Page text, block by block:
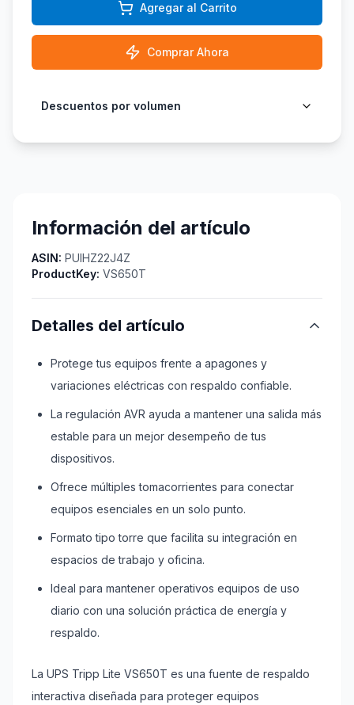
Agregar al Carrito
Comprar Ahora
Descuentos por volumen
Información del artículo
ASIN: PUIHZ22J4Z
ProductKey: VS650T
Detalles del artículo
Protege tus equipos frente a apagones y
variaciones eléctricas con respaldo confiable.
La regulación AVR ayuda a mantener una salida más
estable para un mejor desempeño de tus
dispositivos.
Ofrece múltiples tomacorrientes para conectar
equipos esenciales en un solo punto.
Formato tipo torre que facilita su integración en
espacios de trabajo y oficina.
Ideal para mantener operativos equipos de uso
diario con una solución práctica de energía y
respaldo.
La UPS Tripp Lite VS650T es una fuente de respaldo
interactiva diseñada para proteger equipos